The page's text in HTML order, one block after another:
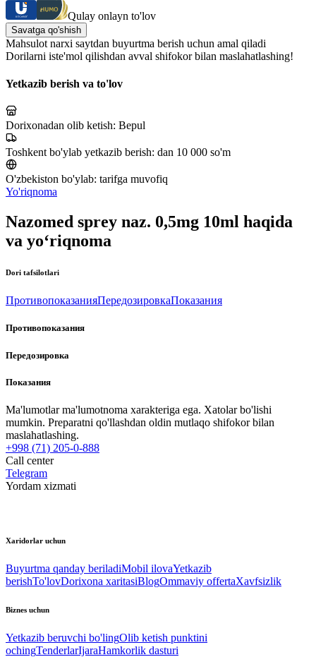
Qulay onlayn to'lov
Savatga qo'shish
Mahsulot narxi saytdan buyurtma berish uchun amal qiladi
Dorilarni iste'mol qilishdan avval shifokor bilan maslahatlashing!
Yetkazib berish va to'lov
Dorixonadan olib ketish: Bepul
Toshkent bo'ylab yetkazib berish: dan 10 000 so'm
O'zbekiston bo'ylab: tarifga muvofiq
Yo'riqnoma
Nazomed sprey naz. 0,5mg 10ml haqida
va yo‘riqnoma
Dori tafsilotlari
ПротивопоказанияПередозировкаПоказания
Противопоказания
Передозировка
Показания
Ma'lumotlar ma'lumotnoma xarakteriga ega. Xatolar bo'lishi
mumkin. Preparatni qo'llashdan oldin mutlaqo shifokor bilan
maslahatlashing.
+998 (71) 205-0-888
Call center
Telegram
Yordam xizmati
Xaridorlar uchun
Buyurtma qanday beriladiMobil ilovaYetkazib
berishTo'lovDorixona xaritasiBlogOmmaviy offertaXavfsizlik
Biznes uchun
Yetkazib beruvchi bo'lingOlib ketish punktini
ochingTenderlarIjaraHamkorlik dasturi